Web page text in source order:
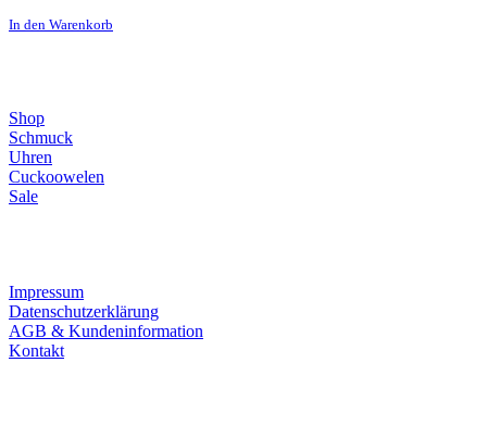
In den Warenkorb
Shop
Schmuck
Uhren
Cuckoowelen
Sale
Impressum
Datenschutzerklärung
AGB & Kundeninformation
Kontakt